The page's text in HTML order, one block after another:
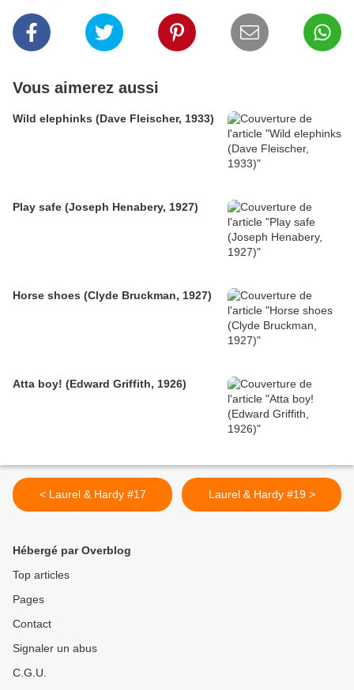
Vous aimerez aussi
Wild elephinks (Dave Fleischer, 1933)
Play safe (Joseph Henabery, 1927)
Horse shoes (Clyde Bruckman, 1927)
Atta boy! (Edward Griffith, 1926)
< Laurel & Hardy #17 Laurel & Hardy #19 >
Hébergé par Overblog
Top articles
Pages
Contact
Signaler un abus
C.G.U.